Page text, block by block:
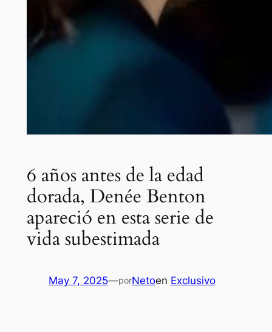
6 años antes de la edad
dorada, Denée Benton
apareció en esta serie de
vida subestimada
May 7, 2025—porNetoen Exclusivo